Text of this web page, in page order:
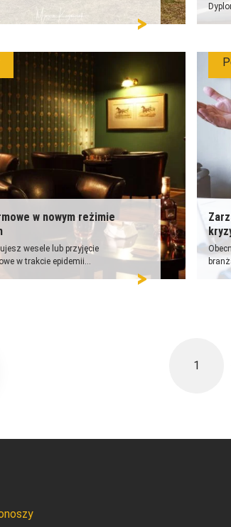
w nowym reżimie
wesele lub przyjęcie
w trakcie epidemii...
1